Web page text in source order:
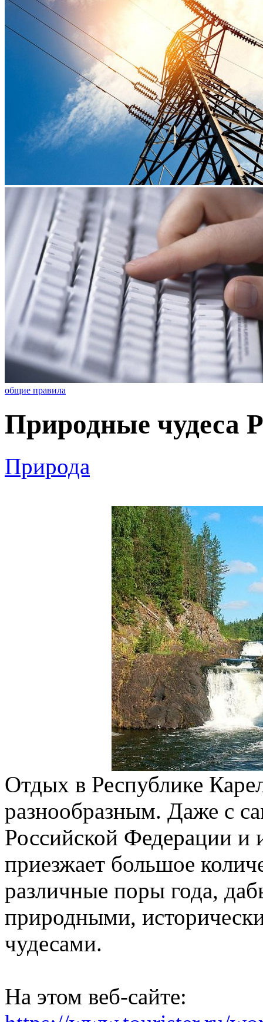
общие правила
Природные чудеса
Природа
Отдых в Республике
разнообразным. Даже с
Российской Федерации и
приезжает большое
различные поры года,
природными,
чудесами.
На этом веб-сайте: